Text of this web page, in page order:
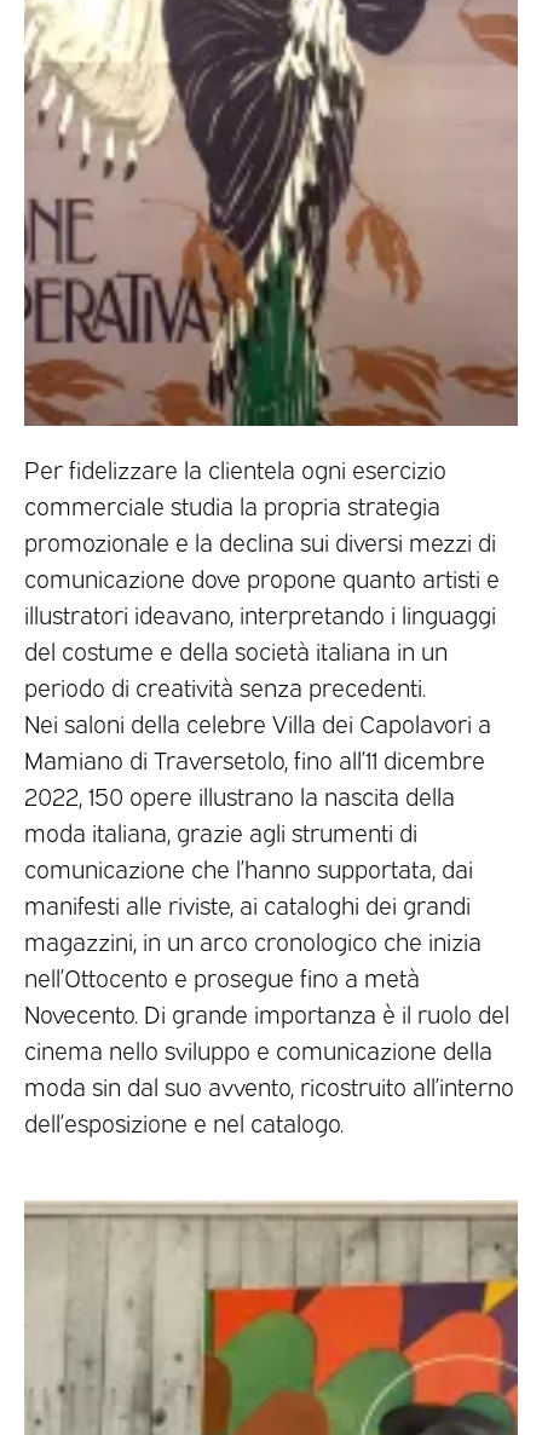
Per fidelizzare la clientela ogni esercizio
commerciale studia la propria strategia
promozionale e la declina sui diversi mezzi di
comunicazione dove propone quanto artisti e
illustratori ideavano, interpretando i linguaggi
del costume e della società italiana in un
periodo di creatività senza precedenti.
Nei saloni della celebre Villa dei Capolavori a
Mamiano di Traversetolo, fino all’11 dicembre
2022, 150 opere illustrano la nascita della
moda italiana, grazie agli strumenti di
comunicazione che l’hanno supportata, dai
manifesti alle riviste, ai cataloghi dei grandi
magazzini, in un arco cronologico che inizia
nell’Ottocento e prosegue fino a metà
Novecento. Di grande importanza è il ruolo del
cinema nello sviluppo e comunicazione della
moda sin dal suo avvento, ricostruito all’interno
dell’esposizione e nel catalogo.